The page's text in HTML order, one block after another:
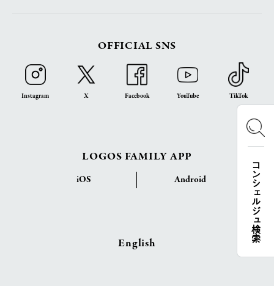
コンシェルジュ検索
OFFICIAL SNS
Instagram X Facebook YouTube TikTok
LOGOS FAMILY APP
iOS Android
English